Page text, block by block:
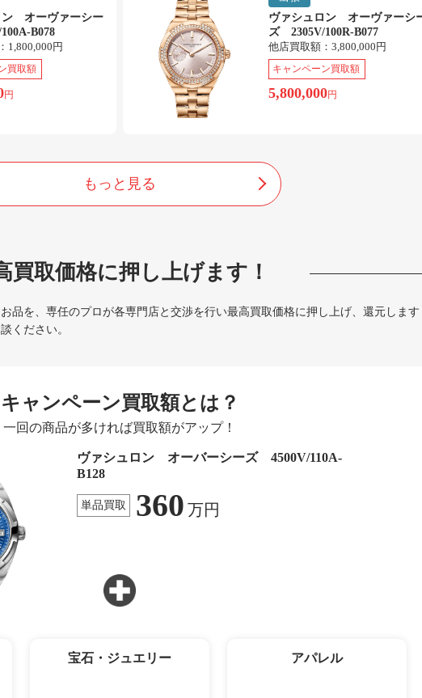
ン オーヴァーシー
B078
1,800,000円
買取額
円
ヴァシュロン オーヴァーシ
ズ 2305V/100R-B077
他店買取額： 3,800,000円
キャンペーン買取額
5,800,000円
もっと見る
買取価格に押し上げます！
品を、専任のプロが各専門店と交渉を行い最高買取価格に押し上げ、還元します
ください。
キャンペーン買取額とは？
一回の商品が多ければ買取額がアップ！
ヴァシュロン オーバーシーズ 4500V/110A-
B128
単品買取 360 万円
宝石・ジュエリー アパレル